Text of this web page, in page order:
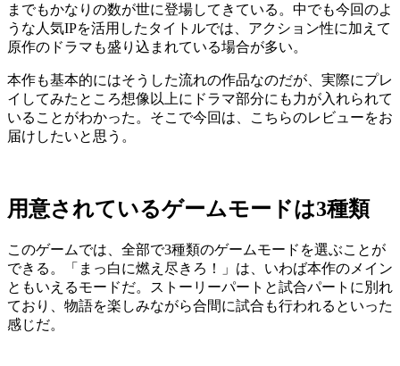
までもかなりの数が世に登場してきている。中でも今回のよ
うな人気IPを活用したタイトルでは、アクション性に加えて
原作のドラマも盛り込まれている場合が多い。
本作も基本的にはそうした流れの作品なのだが、実際にプレ
イしてみたところ想像以上にドラマ部分にも力が入れられて
いることがわかった。そこで今回は、こちらのレビューをお
届けしたいと思う。
用意されているゲームモードは3種類
このゲームでは、全部で3種類のゲームモードを選ぶことが
できる。「まっ白に燃え尽きろ！」は、いわば本作のメイン
ともいえるモードだ。ストーリーパートと試合パートに別れ
ており、物語を楽しみながら合間に試合も行われるといった
感じだ。